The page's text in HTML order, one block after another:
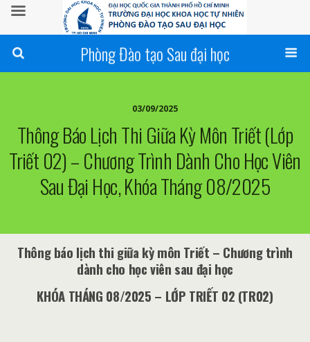
Phòng Đào tạo Sau đại học
03/09/2025
Thông Báo Lịch Thi Giữa Kỳ Môn Triết (lớp
Triết 02) – Chương Trình Dành Cho Học Viên
Sau Đại Học, Khóa Tháng 08/2025
Thông báo lịch thi giữa kỳ môn Triết – Chương trình
dành cho học viên sau đại học
KHÓA THÁNG 08/2025 – LỚP TRIẾT 02 (TR02)